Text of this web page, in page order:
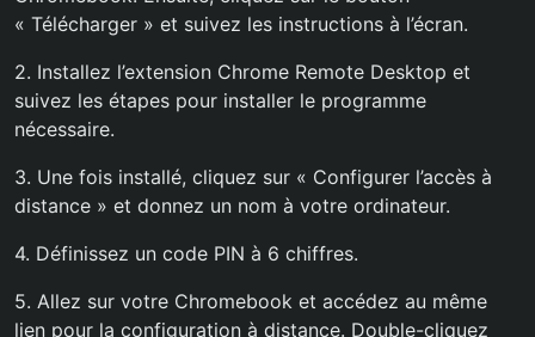
« Télécharger » et suivez les instructions à l’écran.
2. Installez l’extension Chrome Remote Desktop et
suivez les étapes pour installer le programme
nécessaire.
3. Une fois installé, cliquez sur « Configurer l’accès à
distance » et donnez un nom à votre ordinateur.
4. Définissez un code PIN à 6 chiffres.
5. Allez sur votre Chromebook et accédez au même
lien pour la configuration à distance. Double-cliquez